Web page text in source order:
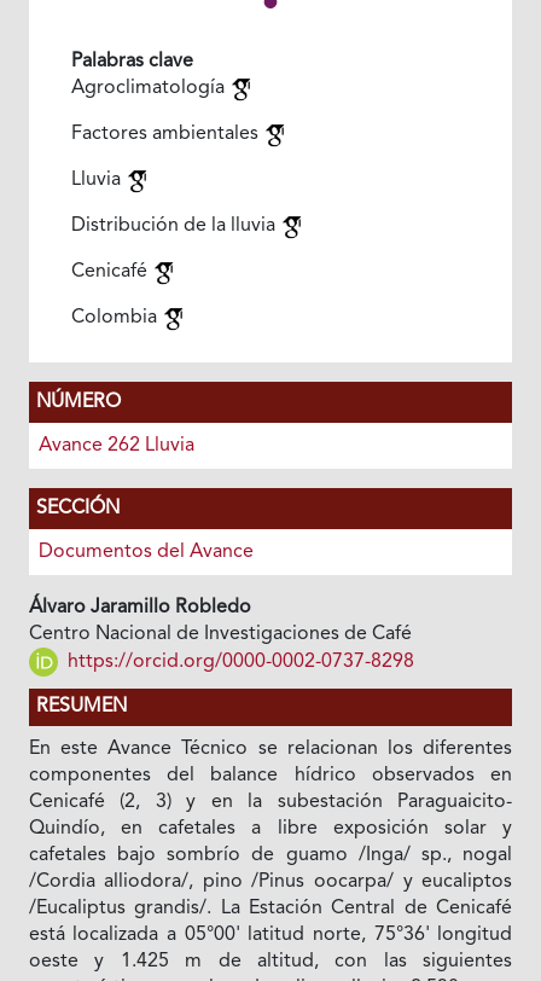
Palabras clave
Agroclimatología
Factores ambientales
Lluvia
Distribución de la lluvia
Cenicafé
Colombia
NÚMERO
Avance 262 Lluvia
SECCIÓN
Documentos del Avance
Álvaro Jaramillo Robledo
Centro Nacional de Investigaciones de Café
https://orcid.org/0000-0002-0737-8298
RESUMEN
En este Avance Técnico se relacionan los diferentes
componentes del balance hídrico observados en
Cenicafé (2, 3) y en la subestación Paraguaicito-
Quindío, en cafetales a libre exposición solar y
cafetales bajo sombrío de guamo /Inga/ sp., nogal
/Cordia alliodora/, pino /Pinus oocarpa/ y eucaliptos
/Eucaliptus grandis/. La Estación Central de Cenicafé
está localizada a 05°00' latitud norte, 75°36' longitud
oeste y 1.425 m de altitud, con las siguientes